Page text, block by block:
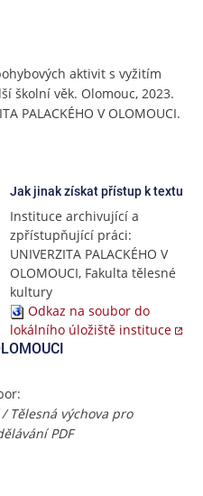
aktivit s vyžitím
školní věk. Olomouc, 2023.
PALACKÉHO V OLOMOUCI.
Jak jinak získat přístup k textu
Instituce archivující a
zpřístupňující práci:
UNIVERZITA PALACKÉHO V
OLOMOUCI, Fakulta tělesné
kultury
Odkaz na soubor do
lokálního úložiště instituce
Tělesná výchova pro
PDF